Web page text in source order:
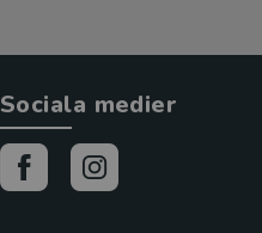
Sociala medier